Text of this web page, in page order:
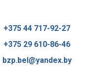
+375 44 717-92-27
+375 29 610-86-46
bzp.bel@yandex.by